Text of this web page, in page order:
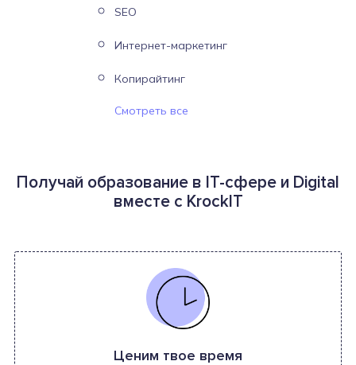
SEO
Интернет-маркетинг
Копирайтинг
Смотреть все
Получай образование в IT-сфере и Digital
вместе с KrockIT
Ценим твое время